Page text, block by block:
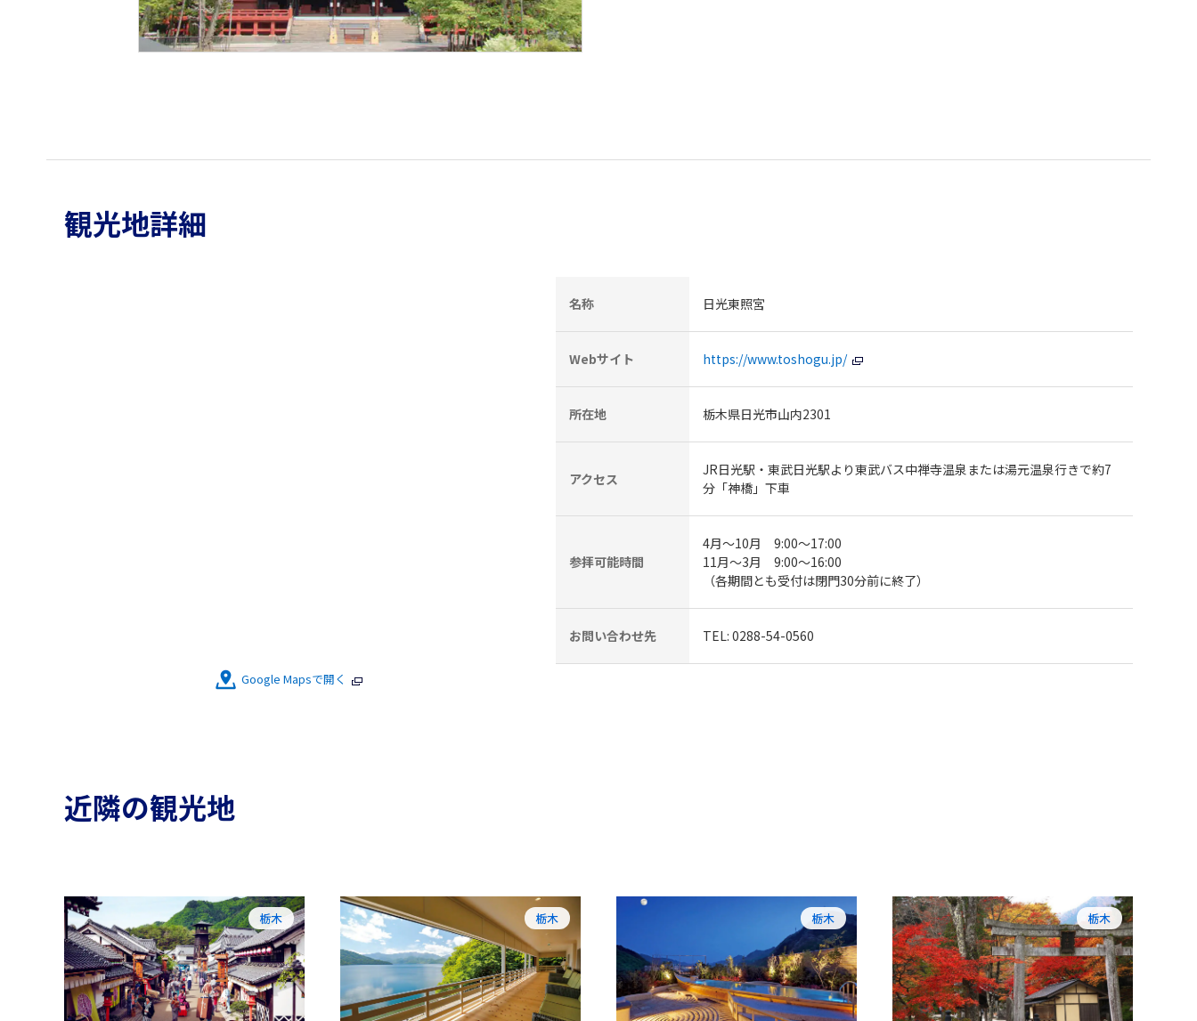
観光地詳細
Google Mapsで開く
名称 日光東照宮
Webサイト https://www.toshogu.jp/
所在地 栃木県日光市山内2301
アクセス
JR日光駅・東武日光駅より東武バス中禅寺温泉または湯元温泉行きで約7
分「神橋」下車
参拝可能時間
4月～10月 9:00～17:00
11月～3月 9:00～16:00
（各期間とも受付は閉門30分前に終了）
お問い合わせ先 TEL: 0288-54-0560
近隣の観光地
栃木 栃木 栃木 栃木